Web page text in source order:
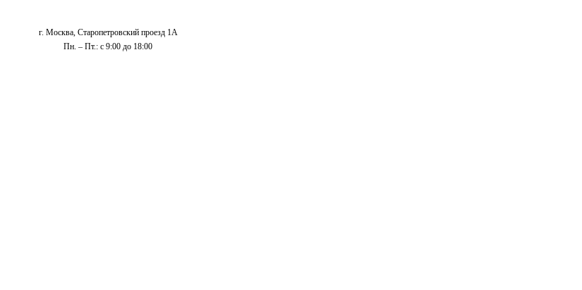
г. Москва, Старопетровский проезд 1А
Пн. – Пт.: с 9:00 до 18:00